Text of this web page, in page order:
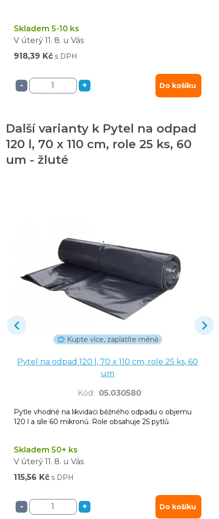
Skladem 5-10 ks
V úterý 11. 8. u Vás
918,39 Kč s DPH
- + Do košíku
Další varianty k Pytel na odpad
120 l, 70 x 110 cm, role 25 ks, 60
um - žluté
Kupte více, zaplatíte méně
Pytel na odpad 120 l, 70 x 110 cm, role 25 ks, 60
um
Kód : 05.030580
Pytle vhodné na likvidaci běžného odpadu o objemu
120 l a síle 60 mikronů. Role obsahuje 25 pytlů.
Skladem 50+ ks
V úterý 11. 8. u Vás
115,56 Kč s DPH
- + Do košíku